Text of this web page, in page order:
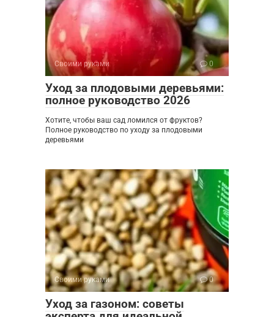
Своими руками 0
Уход за плодовыми деревьями:
полное руководство 2026
Хотите, чтобы ваш сад ломился от фруктов?
Полное руководство по уходу за плодовыми
деревьями
Своими руками 0
Уход за газоном: советы